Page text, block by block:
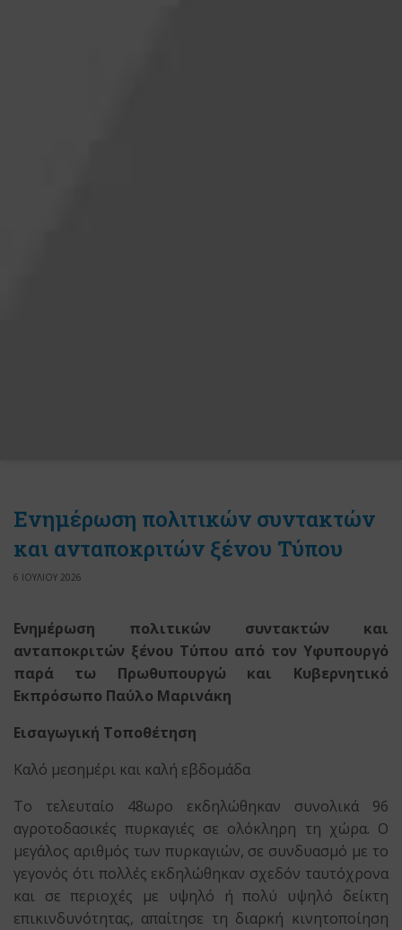
Ενημέρωση πολιτικών συντακτών
και ανταποκριτών ξένου Τύπου
6 ΙΟΥΛΙΟΥ 2026
Ενημέρωση πολιτικών συντακτών και
ανταποκριτών ξένου Τύπου από τον Υφυπουργό
παρά τω Πρωθυπουργώ και Κυβερνητικό
Εκπρόσωπο Παύλο Μαρινάκη
Εισαγωγική Τοποθέτηση
Καλό μεσημέρι και καλή εβδομάδα
Το τελευταίο 48ωρο εκδηλώθηκαν συνολικά 96
αγροτοδασικές πυρκαγιές σε ολόκληρη τη χώρα. Ο
μεγάλος αριθμός των πυρκαγιών, σε συνδυασμό με το
γεγονός ότι πολλές εκδηλώθηκαν σχεδόν ταυτόχρονα
και σε περιοχές με υψηλό ή πολύ υψηλό δείκτη
επικινδυνότητας, απαίτησε τη διαρκή κινητοποίηση